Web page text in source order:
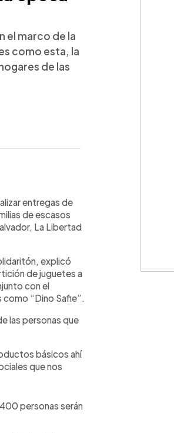
el marco de la
como esta, la
de las
entregas de
de escasos
La Libertad
explicó
de juguetes a
con el
“Dino Safie”.
las personas que
básicos ahí
que nos
personas serán